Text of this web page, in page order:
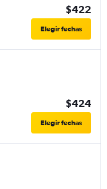
$422
Elegir fechas
$424
Elegir fechas